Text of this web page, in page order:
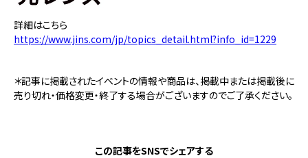
詳細はこちら
https://www.jins.com/jp/topics_detail.html?info_id=1229
＊記事に掲載されたイベントの情報や商品は、掲載中または掲載後に
売り切れ・価格変更・終了する場合がございますのでご了承ください。
この記事をSNSでシェアする